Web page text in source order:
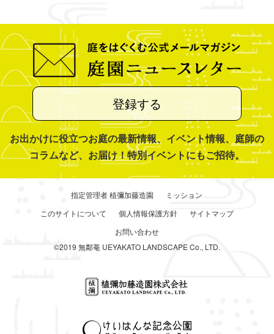
登録する
お出かけに役立つお庭の最新情報、イベント情報、庭師の
コラムなど、お届け！特別イベントにもご招待。
指定管理者 植彌加藤造園
ミッション
このサイトについて
個人情報保護方針
サイトマップ
お問い合わせ
©2019 無鄰菴 UEYAKATO LANDSCAPE Co., LTD.